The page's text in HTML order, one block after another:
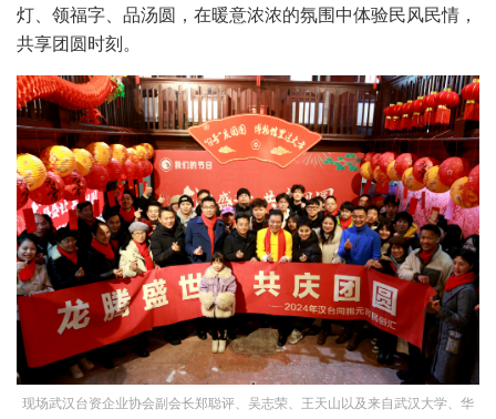
灯、领福字、品汤圆，在暖意浓浓的氛围中体验民风民情，
共享团圆时刻。
现场武汉台资企业协会副会长郑聪评、吴志荣、王天山以及来自武汉大学、华